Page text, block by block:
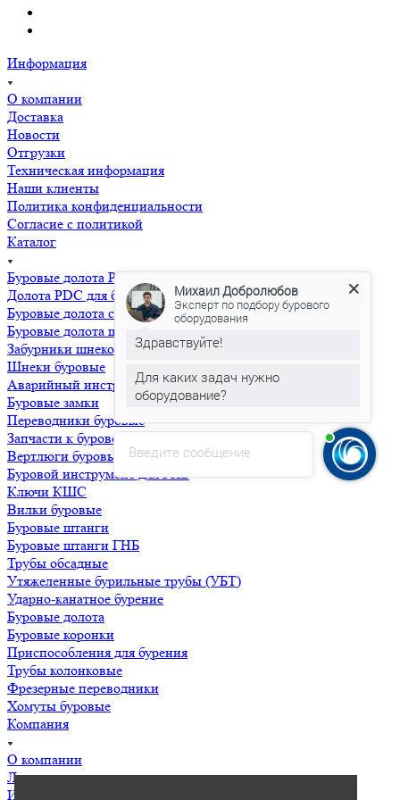
Информация
О компании
Доставка
Новости
Отгрузки
Техническая информация
Наши клиенты
Политика конфиденциальности
Согласие с политикой
Каталог
Буровые долота PDC усиленные
Долота PDC для бурения водных скважин
Буровые долота с бoковой и центральной промывкой
Буровые долота шнековые
Забурники шнековые
Шнеки буровые
Аварийный инструмент
Буровые замки
Переводники буровые
Запчасти к буровому насосу НБ-32,50
Вертлюги буровые
Буровой инструмент для ГНБ
Ключи КШС
Вилки буровые
Буровые штанги
Буровые штанги ГНБ
Трубы обсадные
Утяжеленные бурильные трубы (УБТ)
Ударно-канатное бурение
Буровые долота
Буровые коронки
Приспособления для бурения
Трубы колонковые
Фрезерные переводники
Хомуты буровые
Компания
О компании
Лицензии
Информация
Введите сообщение
Михаил Добролюбов
Эксперт по подбору бурового
оборудования
Здравствуйте!
Для каких задач нужно
оборудование?